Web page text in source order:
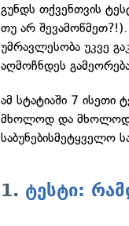
გუნდს თქვენთვის
თუ არ
უმრავლესობა უკვე
აღმოჩნდეს
ამ სტატიაში 7
მხოლოდ და მხოლოდ
საბუნებისმეტყველო
1. ტესტი: